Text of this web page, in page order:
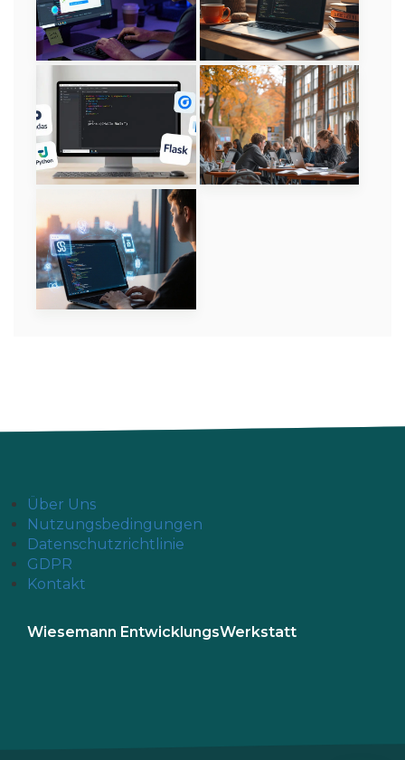
Über Uns
Nutzungsbedingungen
Datenschutzrichtlinie
GDPR
Kontakt
Wiesemann EntwicklungsWerkstatt